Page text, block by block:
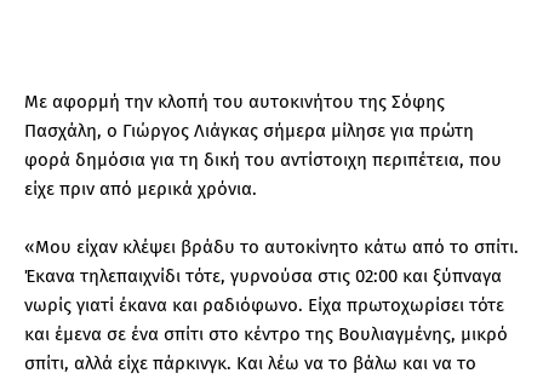
Με αφορμή την κλοπή του αυτοκινήτου της Σόφης
Πασχάλη, ο Γιώργος Λιάγκας σήμερα μίλησε για πρώτη
φορά δημόσια για τη δική του αντίστοιχη περιπέτεια, που
είχε πριν από μερικά χρόνια.
«Μου είχαν κλέψει βράδυ το αυτοκίνητο κάτω από το σπίτι.
Έκανα τηλεπαιχνίδι τότε, γυρνούσα στις 02:00 και ξύπναγα
νωρίς γιατί έκανα και ραδιόφωνο. Είχα πρωτοχωρίσει τότε
και έμενα σε ένα σπίτι στο κέντρο της Βουλιαγμένης, μικρό
σπίτι, αλλά είχε πάρκινγκ. Και λέω να το βάλω και να το